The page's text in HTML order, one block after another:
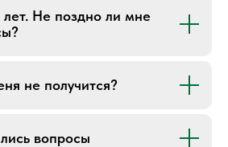
Не поздно ли мне
не получится?
вопросы